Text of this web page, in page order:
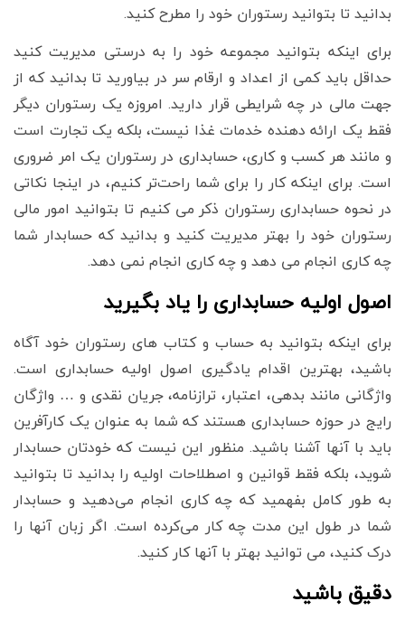
بدانید تا بتوانید رستوران خود را مطرح کنید.
برای اینکه بتوانید مجموعه خود را به درستی مدیریت کنید
حداقل باید کمی از اعداد و ارقام سر در بیاورید تا بدانید که از
جهت مالی در چه شرایطی قرار دارید. امروزه یک رستوران دیگر
فقط یک ارائه دهنده خدمات غذا نیست، بلکه یک تجارت است
و مانند هر کسب و کاری، حسابداری در رستوران یک امر ضروری
است. برای اینکه کار را برای شما راحت‌تر کنیم، در اینجا نکاتی
در نحوه حسابداری رستوران ذکر می کنیم تا بتوانید امور مالی
رستوران خود را بهتر مدیریت کنید و بدانید که حسابدار شما
چه کاری انجام می دهد و چه کاری انجام نمی دهد.
اصول اولیه حسابداری را یاد بگیرید
برای اینکه بتوانید به حساب و کتاب های رستوران خود آگاه
باشید، بهترین اقدام یادگیری اصول اولیه حسابداری است.
واژگانی مانند بدهی، اعتبار، ترازنامه، جریان نقدی و … واژگان
رایج در حوزه حسابداری هستند که شما به عنوان یک کارآفرین
باید با آنها آشنا باشید. منظور این نیست که خودتان حسابدار
شوید، بلکه فقط قوانین و اصطلاحات اولیه را بدانید تا بتوانید
به طور کامل بفهمید که چه کاری انجام می‌دهید و حسابدار
شما در طول این مدت چه کار می‌کرده است. اگر زبان آنها را
درک کنید، می توانید بهتر با آنها کار کنید.
دقیق باشید